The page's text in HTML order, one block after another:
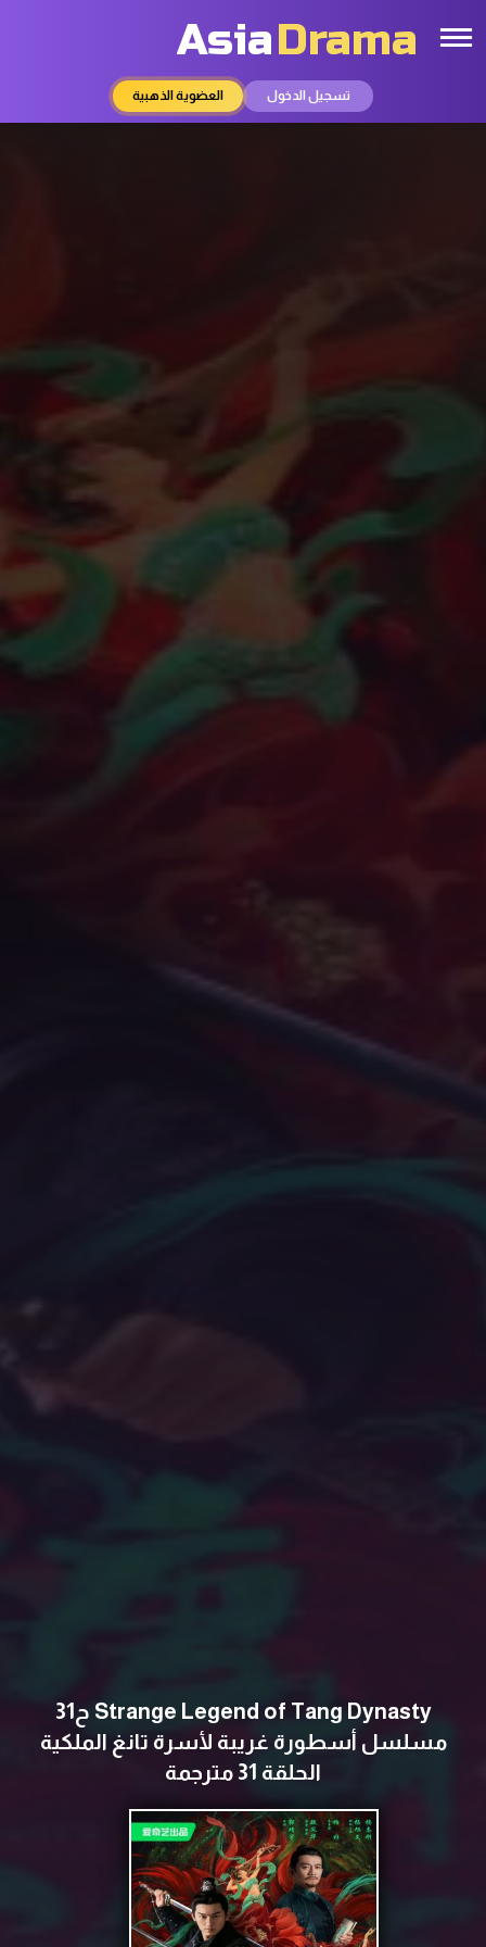
AsiaDrama
تسجيل الدخول العضوية الذهبية
Strange Legend of Tang Dynasty ح31
مسلسل أسطورة غريبة لأسرة تانغ‏ الملكية
الحلقة 31 مترجمة